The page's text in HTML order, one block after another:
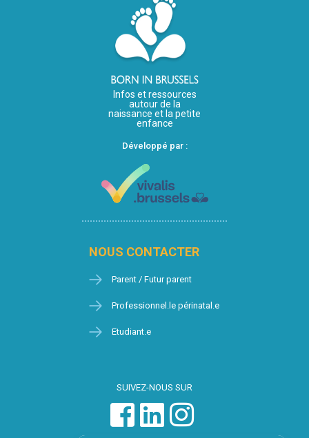
Infos et ressources
autour de la
naissance et la petite
enfance
Développé par :
NOUS CONTACTER
Parent / Futur parent
Professionnel.le périnatal.e
Etudiant.e
SUIVEZ-NOUS SUR